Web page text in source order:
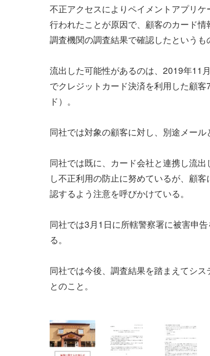
不正アクセスによりペイメントアプリ
行われたことが原因で、顧客のカード
調査機関の調査結果で確認したというも
流出した可能性があるのは、2019年11
でクレジットカード決済を利用した顧
ド）。
同社では対象の顧客に対し、別途メール
同社では既に、カード会社と連携し流
し不正利用の防止に努めているが、顧
認するよう注意を呼びかけている。
同社では3月1日に所轄警察署に被害申
る。
同社では今後、調査結果を踏まえてシ
とのこと。